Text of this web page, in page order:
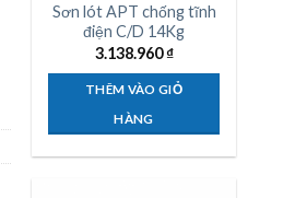
Sơn lót APT chống tĩnh
điện C/D 14Kg
3.138.960₫
THÊM VÀO GIỎ
HÀNG